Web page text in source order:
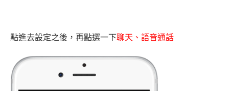
點進去設定之後，再點選一下聊天、語音通話